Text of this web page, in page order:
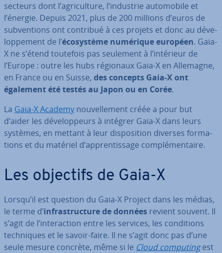
secteurs dont l’agri­cul­ture, l’industrie au­to­mo­bile et
l’énergie. Depuis 2021, plus de 200 millions d’euros de
sub­ven­tions ont contribué à ces projets et donc au dé­ve­
lop­pe­ment de l’éco­sys­tème numérique européen. Gaia-
X ne s’étend toutefois pas seulement à l’intérieur de
l’Europe : outre les hubs régionaux Gaia-X en Allemagne,
en France ou en Suisse, des concepts Gaia-X ont
également été testés au Japon ou en Corée.
La Gaia-X Academy nou­vel­le­ment créée a pour but
d’aider les dé­ve­lop­peurs à intégrer Gaia-X dans leurs
systèmes, en mettant à leur dis­po­si­tion diverses for­ma­
tions et du matériel d’ap­pren­tis­sage com­plé­men­taire.
Les objectifs de Gaia-X
Lorsqu’il est question du Gaia-X Project dans les médias,
le terme d’in­fras­truc­ture de données revient souvent. Il
s’agit de l’in­te­rac­tion entre les services, les con­di­tions
tech­niques et le savoir-faire. Il ne s’agit donc pas d’une
seule mesure concrète, même si le Cloud computingest